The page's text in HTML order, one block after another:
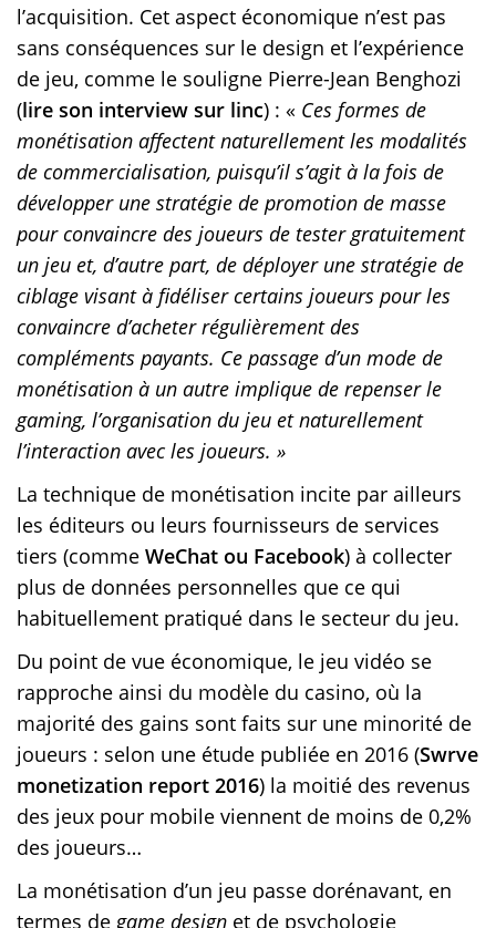
l’acquisition. Cet aspect économique n’est pas
sans conséquences sur le design et l’expérience
de jeu, comme le souligne Pierre-Jean Benghozi
(lire son interview sur linc) : « Ces formes de
monétisation affectent naturellement les modalités
de commercialisation, puisqu’il s’agit à la fois de
développer une stratégie de promotion de masse
pour convaincre des joueurs de tester gratuitement
un jeu et, d’autre part, de déployer une stratégie de
ciblage visant à fidéliser certains joueurs pour les
convaincre d’acheter régulièrement des
compléments payants. Ce passage d’un mode de
monétisation à un autre implique de repenser le
gaming, l’organisation du jeu et naturellement
l’interaction avec les joueurs. »
La technique de monétisation incite par ailleurs
les éditeurs ou leurs fournisseurs de services
tiers (comme WeChat ou Facebook) à collecter
plus de données personnelles que ce qui
habituellement pratiqué dans le secteur du jeu.
Du point de vue économique, le jeu vidéo se
rapproche ainsi du modèle du casino, où la
majorité des gains sont faits sur une minorité de
joueurs : selon une étude publiée en 2016 (Swrve
monetization report 2016) la moitié des revenus
des jeux pour mobile viennent de moins de 0,2%
des joueurs…
La monétisation d’un jeu passe dorénavant, en
termes de game design et de psychologie